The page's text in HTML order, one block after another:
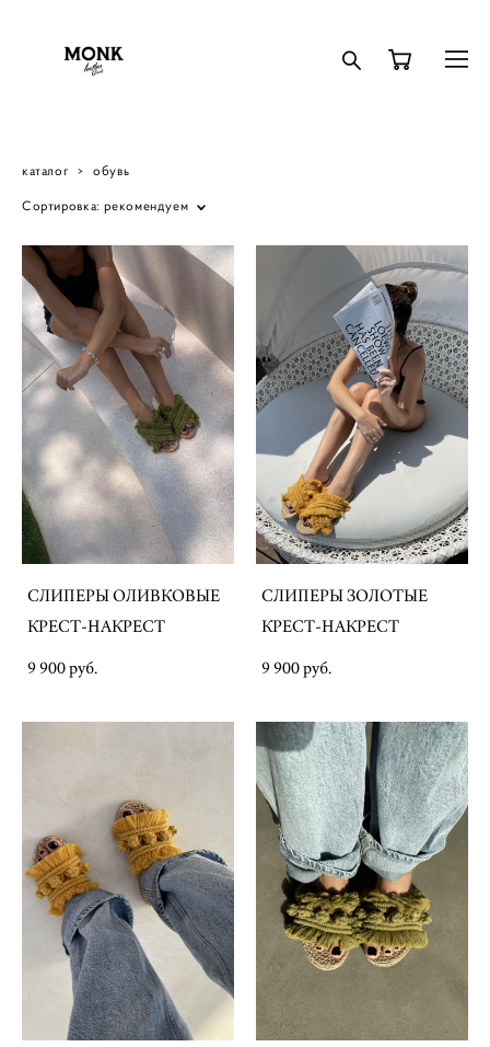
каталог > обувь
Сортировка: рекомендуем
СЛИПЕРЫ ОЛИВКОВЫЕ
КРЕСТ-НАКРЕСТ
9 900 pуб.
СЛИПЕРЫ ЗОЛОТЫЕ
КРЕСТ-НАКРЕСТ
9 900 pуб.